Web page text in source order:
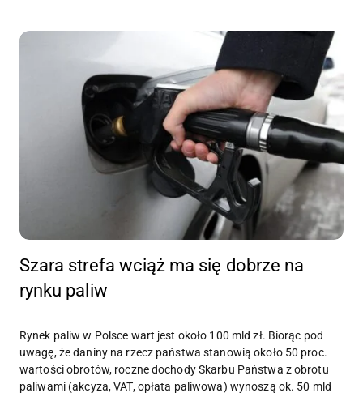
Szara strefa wciąż ma się dobrze na
rynku paliw
Rynek paliw w Polsce wart jest około 100 mld zł. Biorąc pod
uwagę, że daniny na rzecz państwa stanowią około 50 proc.
wartości obrotów, roczne dochody Skarbu Państwa z obrotu
paliwami (akcyza, VAT, opłata paliwowa) wynoszą ok. 50 mld